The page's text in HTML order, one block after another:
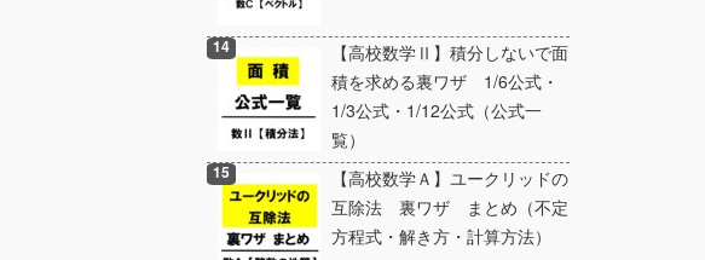
【高校数学Ⅱ】積分しないで面
積を求める裏ワザ 1/6公式・
1/3公式・1/12公式（公式一
覧）
【高校数学Ａ】ユークリッドの
互除法 裏ワザ まとめ（不定
方程式・解き方・計算方法）